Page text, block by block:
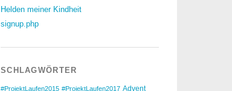
Helden meiner Kindheit
signup.php
SCHLAGWÖRTER
#ProjektLaufen2015 #ProjektLaufen2017 Advent